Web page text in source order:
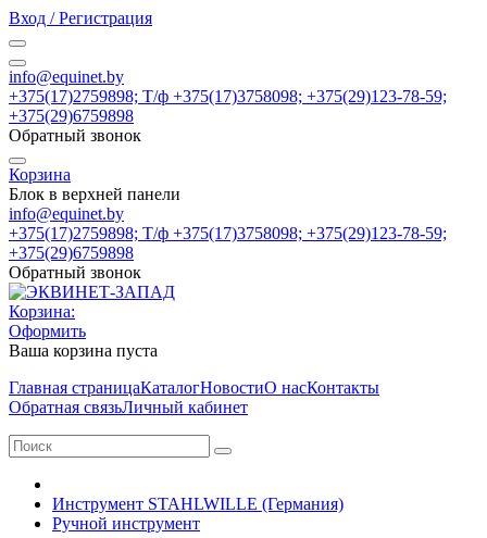
Вход / Регистрация
info@equinet.by
+375(17)2759898; Т/ф +375(17)3758098; +375(29)123-78-59;
+375(29)6759898
Обратный звонок
Корзина
Блок в верхней панели
info@equinet.by
+375(17)2759898; Т/ф +375(17)3758098; +375(29)123-78-59;
+375(29)6759898
Обратный звонок
Корзина:
Оформить
Ваша корзина пуста
Главная страницаКаталогНовостиО насКонтакты
Обратная связьЛичный кабинет
Инструмент STAHLWILLE (Германия)
Ручной инструмент